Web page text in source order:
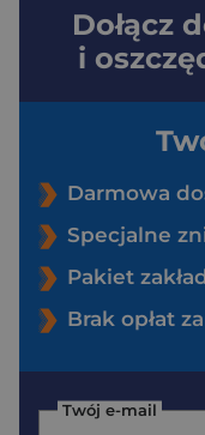
Dołącz
i
Darmowa
Specjalne
Pakiet
Brak opłat
Twój e-mail